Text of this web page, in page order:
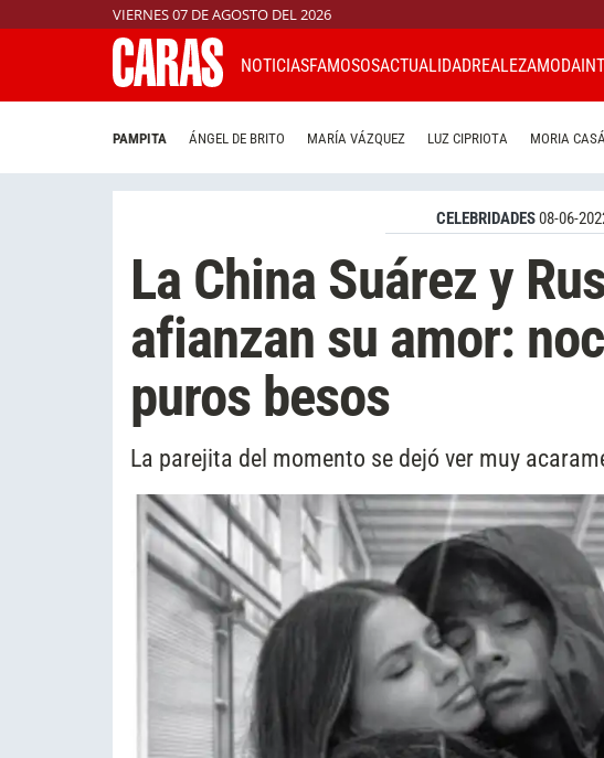
VIERNES 07 DE AGOSTO DEL 2026
NOTICIASFAMOSOSACTUALIDADREALEZAMODA
PAMPITA ÁNGEL DE BRITO MARÍA VÁZQUEZ LUZ CIPRIOTA MORIA
CELEBRIDADES08-06-
La China Suárez y
afianzan su amor:
puros besos
La parejita del momento se dejó ver muy